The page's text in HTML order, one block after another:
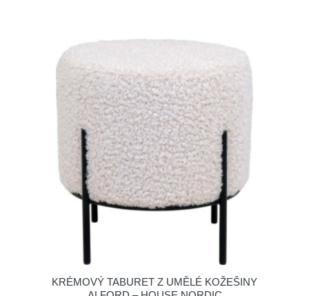
KRÉMOVÝ TABURET Z UMĚLÉ KOŽEŠINY